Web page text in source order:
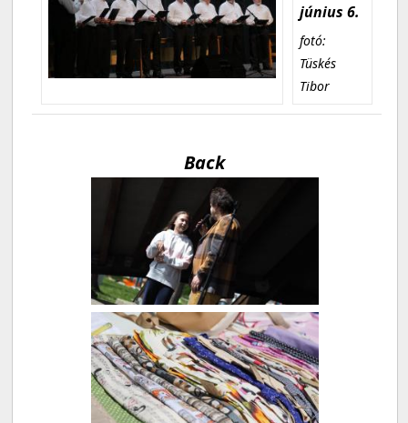
június 6.
fotó:
Tüskés
Tibor
Back